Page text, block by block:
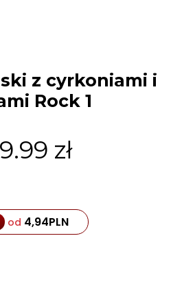
z cyrkoniami i
Rock 1
zł
od 4,94PLN